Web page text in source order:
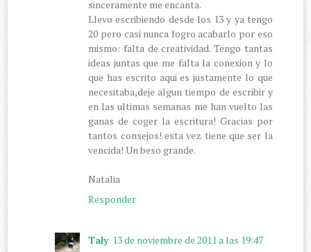
sinceramente me encanta.
Llevo escribiendo desde los 13 y ya tengo
20 pero casi nunca logro acabarlo por eso
mismo: falta de creatividad. Tengo tantas
ideas juntas que me falta la conexion y lo
que has escrito aqui es justamente lo que
necesitaba,deje algun tiempo de escribir y
en las ultimas semanas me han vuelto las
ganas de coger la escritura! Gracias por
tantos consejos! esta vez tiene que ser la
vencida! Un beso grande.
Natalia
Responder
Taly 13 de noviembre de 2011 a las 19:47